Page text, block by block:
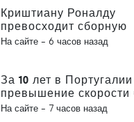
Криштиану Роналду
превосходит сборную
Португалии по
На сайте - 6 часов назад
За 10 лет в Португалии
превышение скорости
оштрафованы 3,6
На сайте - 7 часов назад